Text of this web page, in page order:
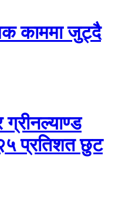
काममा जुट्दै
ग्रीनल्याण्ड
प्रतिशत छुट